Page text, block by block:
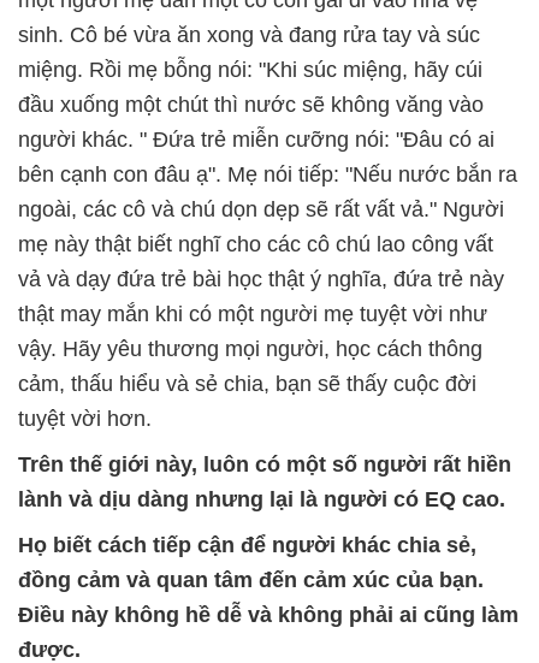
sinh. Cô bé vừa ăn xong và đang rửa tay và súc
miệng. Rồi mẹ bỗng nói: "Khi súc miệng, hãy cúi
đầu xuống một chút thì nước sẽ không văng vào
người khác. " Đứa trẻ miễn cưỡng nói: "Đâu có ai
bên cạnh con đâu ạ". Mẹ nói tiếp: "Nếu nước bắn ra
ngoài, các cô và chú dọn dẹp sẽ rất vất vả." Người
mẹ này thật biết nghĩ cho các cô chú lao công vất
vả và dạy đứa trẻ bài học thật ý nghĩa, đứa trẻ này
thật may mắn khi có một người mẹ tuyệt vời như
vậy. Hãy yêu thương mọi người, học cách thông
cảm, thấu hiểu và sẻ chia, bạn sẽ thấy cuộc đời
tuyệt vời hơn.
Trên thế giới này, luôn có một số người rất hiền
lành và dịu dàng nhưng lại là người có EQ cao.
Họ biết cách tiếp cận để người khác chia sẻ,
đồng cảm và quan tâm đến cảm xúc của bạn.
Điều này không hề dễ và không phải ai cũng làm
được.